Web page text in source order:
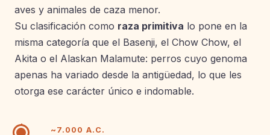
aves y animales de caza menor.
Su clasificación como raza primitiva lo pone en la
misma categoría que el Basenji, el Chow Chow, el
Akita o el Alaskan Malamute: perros cuyo genoma
apenas ha variado desde la antigüedad, lo que les
otorga ese carácter único e indomable.
~7.000 A.C.